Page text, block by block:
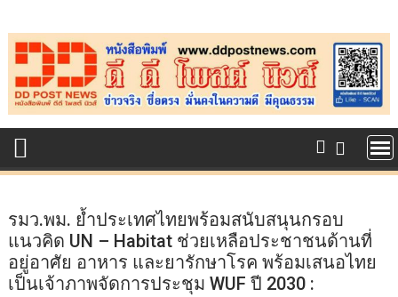
to
content
รมว.พม. ย้ำประเทศไทยพร้อมสนับสนุนกรอบ
แนวคิด UN – Habitat ช่วยเหลือประชาชนด้านที่
อยู่อาศัย อาหาร และยารักษาโรค พร้อมเสนอไทย
เป็นเจ้าภาพจัดการประชุม WUF ปี 2030 :